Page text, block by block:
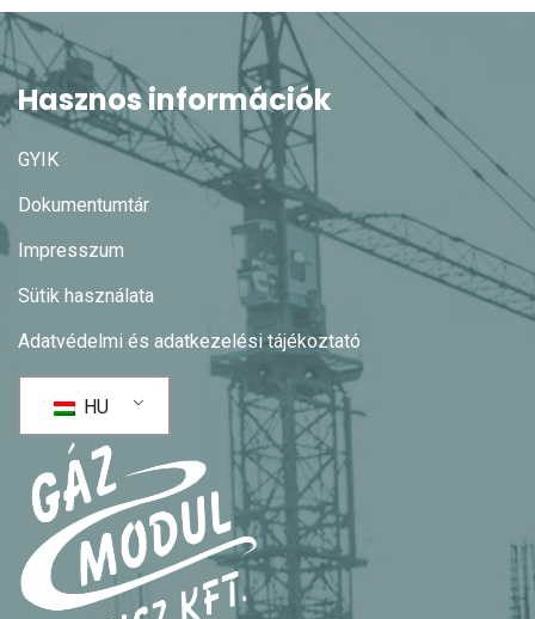
Hasznos információk
GYIK
Dokumentumtár
Impresszum
Sütik használata
Adatvédelmi és adatkezelési tájékoztató
HU